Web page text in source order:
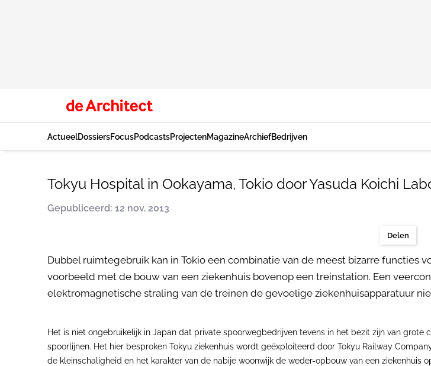
ActueelDossiersFocusPodcastsProjectenMagazineArchiefBedrijven
Tokyu Hospital in Ookayama, Tokio door Yasuda Koichi
Gepubliceerd: 12 nov. 2013
Delen
Dubbel ruimtegebruik kan in Tokio een combinatie van de meest bizarre functies
voorbeeld met de bouw van een ziekenhuis bovenop een treinstation. Een
elektromagnetische straling van de treinen de gevoelige ziekenhuisapparatuur
Het is niet ongebruikelijk in Japan dat private spoorwegbedrijven tevens in het bezit zijn van
spoorlijnen. Het hier besproken Tokyu ziekenhuis wordt geëxploiteerd door Tokyu Railway
de kleinschaligheid en het karakter van de nabije woonwijk de weder-opbouw van een